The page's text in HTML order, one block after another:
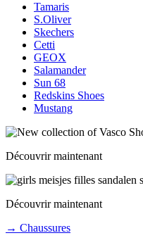
Tamaris
S.Oliver
Skechers
Cetti
GEOX
Salamander
Sun 68
Redskins Shoes
Mustang
Découvrir maintenant
Découvrir maintenant
→ Chaussures